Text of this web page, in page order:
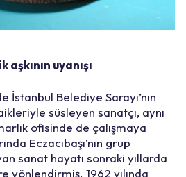
aşkının uyanışı
İstanbul Belediye Sarayı’nın
süsleyen sanatçı, aynı
ofisinde de çalışmaya
Eczacıbaşı’nın grup
sanat hayatı sonraki yıllarda
yönlendirmiş. 1962 yılında